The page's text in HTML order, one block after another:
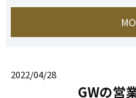
2022/04/28
GWの営